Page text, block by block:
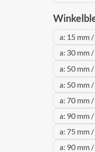
a: 15 mm
a: 30 mm
a: 50 mm
a: 50 mm
a: 70 mm
a: 90 mm
a: 75 mm
a: 90 mm